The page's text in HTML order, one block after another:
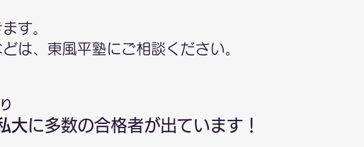
す。
は、東風平塾にご相談ください。
大に多数の合格者が出ています！